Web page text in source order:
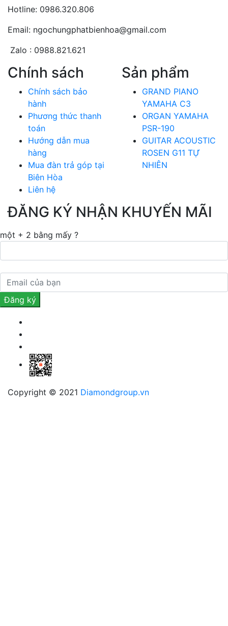
Hotline: 0986.320.806
Email: ngochungphatbienhoa@gmail.com
Zalo : 0988.821.621
Chính sách
Chính sách bảo
hành
Phương thức thanh
toán
Hướng dẫn mua
hàng
Mua đàn trả góp tại
Biên Hòa
Liên hệ
Sản phẩm
GRAND PIANO
YAMAHA C3
ORGAN YAMAHA
PSR-190
GUITAR ACOUSTIC
ROSEN G11 TỰ
NHIÊN
ĐĂNG KÝ NHẬN KHUYẾN MÃI
một + 2 bằng mấy ?
Copyright © 2021 Diamondgroup.vn